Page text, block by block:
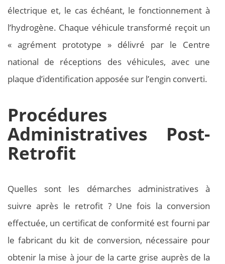
électrique et, le cas échéant, le fonctionnement à
l’hydrogène. Chaque véhicule transformé reçoit un
« agrément prototype » délivré par le Centre
national de réceptions des véhicules, avec une
plaque d’identification apposée sur l’engin converti.
Procédures
Administratives Post-
Retrofit
Quelles sont les démarches administratives à
suivre après le retrofit ? Une fois la conversion
effectuée, un certificat de conformité est fourni par
le fabricant du kit de conversion, nécessaire pour
obtenir la mise à jour de la carte grise auprès de la